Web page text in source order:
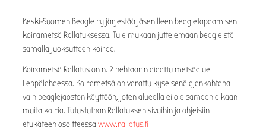
Keski-Suomen Beagle ry järjestää jäsenilleen beagletapaamisen
koirametsä Rallatuksessa. Tule mukaan juttelemaan beagleistä
samalla juoksuttaen koiraa.
Koirametsä Rallatus on n. 2 hehtaarin aidattu metsäalue
Leppälahdessa. Koirametsä on varattu kyseisenä ajankohtana
vain beaglejaoston käyttöön, joten alueella ei ole samaan aikaan
muita koiria. Tutustuthan Rallatuksen sivuihin ja ohjeisiin
etukäteen osoitteessa www.rallatus.fi